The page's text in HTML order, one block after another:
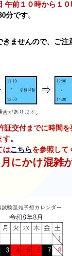
午前１０時から１
です。
ませんので、ご注
交付までに時間
。
はこちらを参照して
にかけ混雑